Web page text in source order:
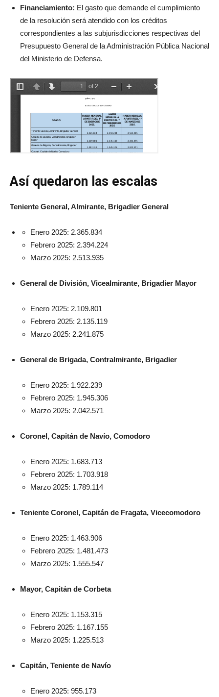
Financiamiento: El gasto que demande el cumplimiento
de la resolución será atendido con los créditos
correspondientes a las subjurisdicciones respectivas del
Presupuesto General de la Administración Pública Nacional
del Ministerio de Defensa.
Así quedaron las escalas
Teniente General, Almirante, Brigadier General
Enero 2025: 2.365.834
Febrero 2025: 2.394.224
Marzo 2025: 2.513.935
General de División, Vicealmirante, Brigadier Mayor
Enero 2025: 2.109.801
Febrero 2025: 2.135.119
Marzo 2025: 2.241.875
General de Brigada, Contralmirante, Brigadier
Enero 2025: 1.922.239
Febrero 2025: 1.945.306
Marzo 2025: 2.042.571
Coronel, Capitán de Navío, Comodoro
Enero 2025: 1.683.713
Febrero 2025: 1.703.918
Marzo 2025: 1.789.114
Teniente Coronel, Capitán de Fragata, Vicecomodoro
Enero 2025: 1.463.906
Febrero 2025: 1.481.473
Marzo 2025: 1.555.547
Mayor, Capitán de Corbeta
Enero 2025: 1.153.315
Febrero 2025: 1.167.155
Marzo 2025: 1.225.513
Capitán, Teniente de Navío
Enero 2025: 955.173